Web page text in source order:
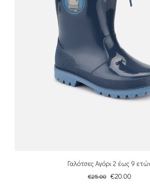
Γαλότσες Αγόρι 2 έως 9
€25.00 €20.00